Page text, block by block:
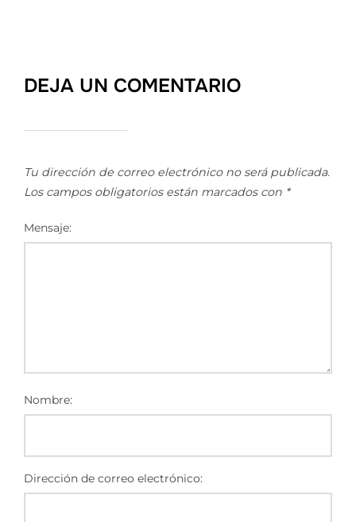
DEJA UN COMENTARIO
Tu dirección de correo electrónico no será publicada.
Los campos obligatorios están marcados con *
Mensaje:
Nombre:
Dirección de correo electrónico: